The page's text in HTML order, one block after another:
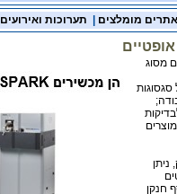
אתרים מומלצים תערוכות ואירועים
מסוג
ניתן
חנקן